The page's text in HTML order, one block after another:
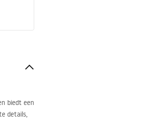
biedt een
details,